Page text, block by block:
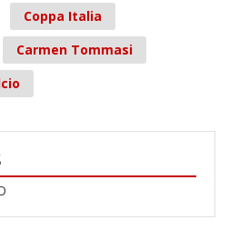
Coppa Italia
Carmen Tommasi